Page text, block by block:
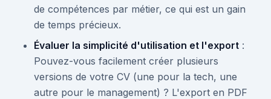
de compétences par métier, ce qui est un gain
de temps précieux.
Évaluer la simplicité d'utilisation et l'export :
Pouvez-vous facilement créer plusieurs
versions de votre CV (une pour la tech, une
autre pour le management) ? L'export en PDF